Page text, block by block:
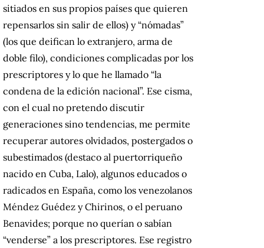
sitiados en sus propios países que quieren
repensarlos sin salir de ellos) y “nómadas”
(los que deifican lo extranjero, arma de
doble filo), condiciones complicadas por los
prescriptores y lo que he llamado “la
condena de la edición nacional”. Ese cisma,
con el cual no pretendo discutir
generaciones sino tendencias, me permite
recuperar autores olvidados, postergados o
subestimados (destaco al puertorriqueño
nacido en Cuba, Lalo), algunos educados o
radicados en España, como los venezolanos
Méndez Guédez y Chirinos, o el peruano
Benavides; porque no querían o sabían
“venderse” a los prescriptores. Ese registro